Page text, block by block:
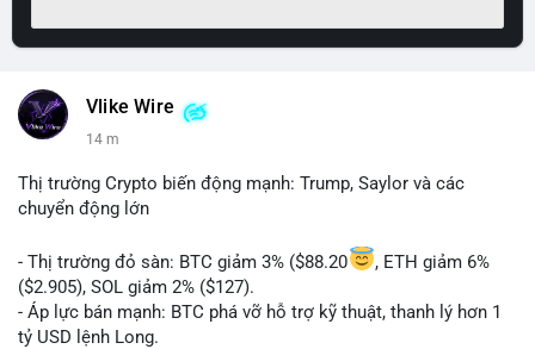
Vlike Wire
14 m
Thị trường Crypto biến động mạnh: Trump, Saylor và các
chuyển động lớn
- Thị trường đỏ sàn: BTC giảm 3% ($88.20
, ETH giảm 6%
($2.905), SOL giảm 2% ($127).
- Áp lực bán mạnh: BTC phá vỡ hỗ trợ kỹ thuật, thanh lý hơn 1
tỷ USD lệnh Long.